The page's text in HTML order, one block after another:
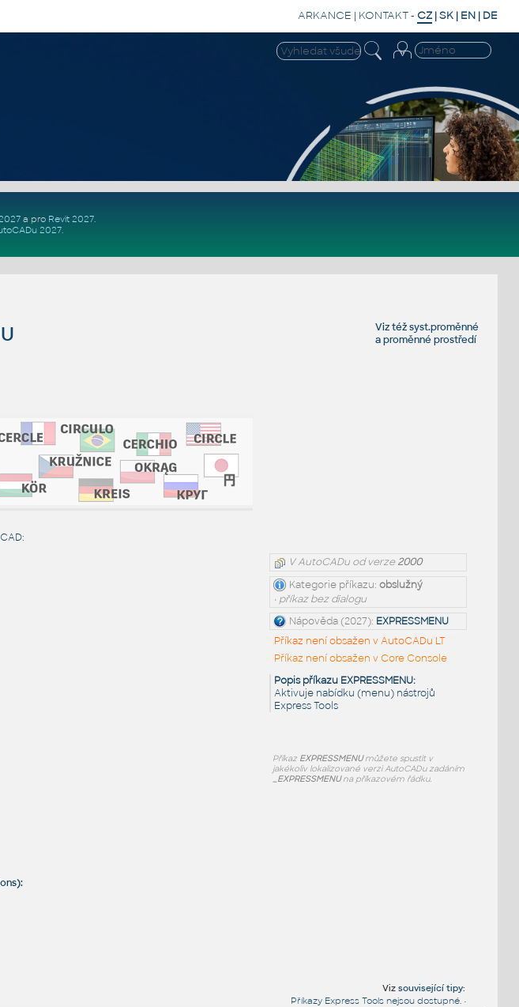
ARKANCE | KONTAKT- CZ |SK | EN | DE
a pro Revit 2027.
2027.
Viz téžsyst.proměnné
aproměnné prostředí
V AutoCADu od verze2000
Kategorie příkazu:obslužný
• příkaz bez dialogu
Nápověda (2027): EXPRESSMENU
Příkaz není obsažen v AutoCADu LT
Příkaz není obsažen v Core Console
Popis příkazu EXPRESSMENU:
Aktivuje nabídku (menu) nástrojů
Express Tools
Příkaz EXPRESSMENUmůžete spustit v
jakékoliv lokalizované verzi AutoCADu zadáním
_EXPRESSMENUna příkazovém řádku.
Vizsouvisející tipy:
Příkazy Express Tools nejsou dostupné. •